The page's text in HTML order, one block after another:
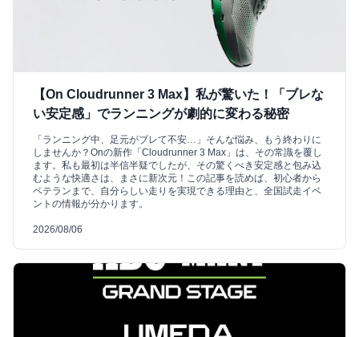
【On Cloudrunner 3 Max】私が驚いた！「ブレな
い安定感」でランニングが劇的に変わる秘密
「ランニング中、足元がブレて不安…」そんな悩み、もう終わりに
しませんか？Onの新作「Cloudrunner 3 Max」は、その常識を覆し
ます。私も最初は半信半疑でしたが、その驚くべき安定感と包み込
むような快適さは、まさに新次元！この記事を読めば、初心者から
ベテランまで、自分らしい走りを実現できる理由と、全国試走イベ
ントの情報が分かります。
2026/08/06